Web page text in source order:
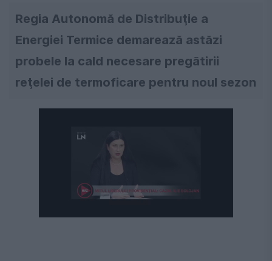
Regia Autonomă de Distribuţie a
Energiei Termice demarează astăzi
probele la cald necesare pregătirii
reţelei de termoficare pentru noul sezon